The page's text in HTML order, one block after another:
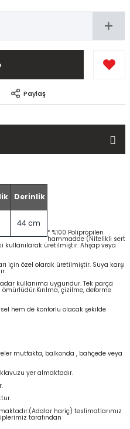
Paylaş
Derinlik
44 cm
* %100 Polipropilen
hammadde (Nitelikli sert
kullanılarak üretilmiştir. Ahşap veya
için özel olarak üretilmiştir. Suya karşı
kullanıma uygundur. Tek parça
çizilme, deforme
hem de konforlu olacak şekilde
mutfakta, balkonda , bahçede veya
yer almaktadır.
hariç) teslimatlarımız
tarafından